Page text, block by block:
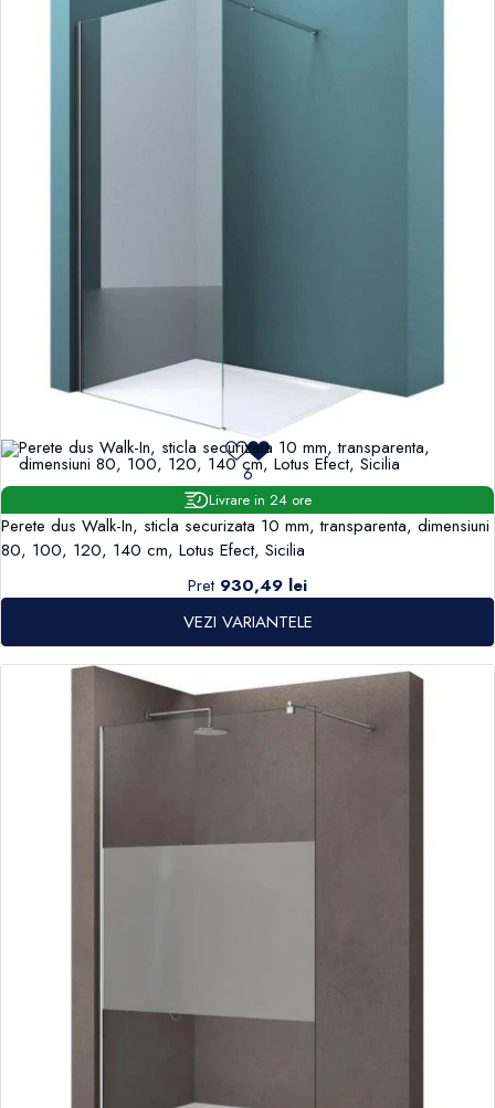
6
Livrare in 24 ore
Perete dus Walk-In, sticla securizata 10 mm, transparenta, dimensiuni
80, 100, 120, 140 cm, Lotus Efect, Sicilia
Pret 930,49 lei
VEZI VARIANTELE